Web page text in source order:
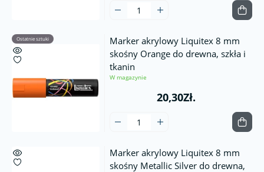
Ostatnie sztuki
Marker akrylowy Liquitex 8 mm
skośny Orange do drewna, szkła i
tkanin
W magazynie
20,30Zł.
Marker akrylowy Liquitex 8 mm
skośny Metallic Silver do drewna,